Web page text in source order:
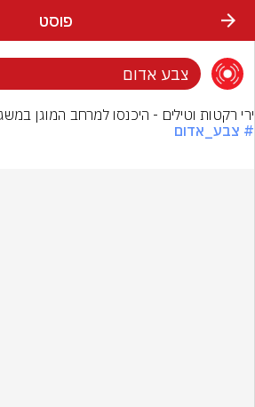
פוסט
צבע אדום
ירי רקטות וטילים - היכנסו למרחב המוגן
# צבע_אדום